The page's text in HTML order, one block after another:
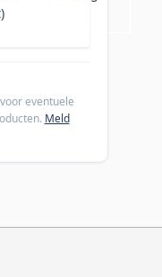
eventuele
Meld